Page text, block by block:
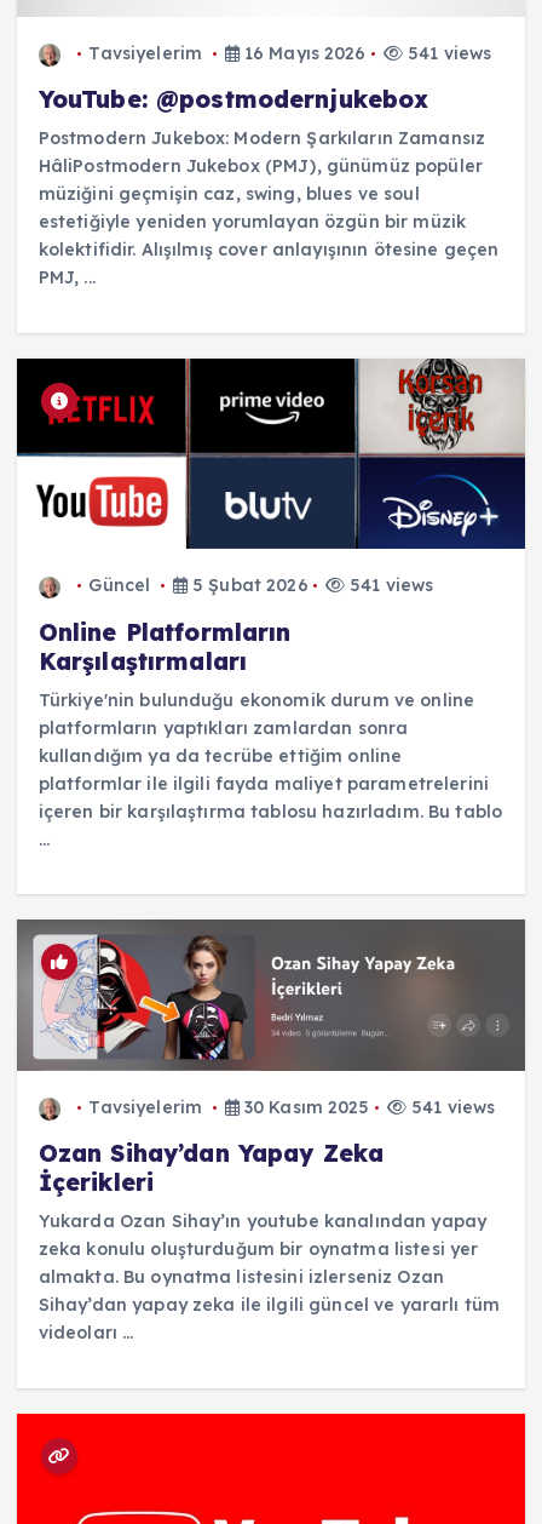
Tavsiyelerim 16 Mayıs 2026 541 views
YouTube: @postmodernjukebox
Postmodern Jukebox: Modern Şarkıların Zamansız
HâliPostmodern Jukebox (PMJ), günümüz popüler
müziğini geçmişin caz, swing, blues ve soul
estetiğiyle yeniden yorumlayan özgün bir müzik
kolektifidir. Alışılmış cover anlayışının ötesine geçen
PMJ, ...
Güncel 5 Şubat 2026 541 views
Online Platformların
Karşılaştırmaları
Türkiye'nin bulunduğu ekonomik durum ve online
platformların yaptıkları zamlardan sonra
kullandığım ya da tecrübe ettiğim online
platformlar ile ilgili fayda maliyet parametrelerini
içeren bir karşılaştırma tablosu hazırladım. Bu tablo
...
Tavsiyelerim 30 Kasım 2025 541 views
Ozan Sihay’dan Yapay Zeka
İçerikleri
Yukarda Ozan Sihay’ın youtube kanalından yapay
zeka konulu oluşturduğum bir oynatma listesi yer
almakta. Bu oynatma listesini izlerseniz Ozan
Sihay’dan yapay zeka ile ilgili güncel ve yararlı tüm
videoları ...